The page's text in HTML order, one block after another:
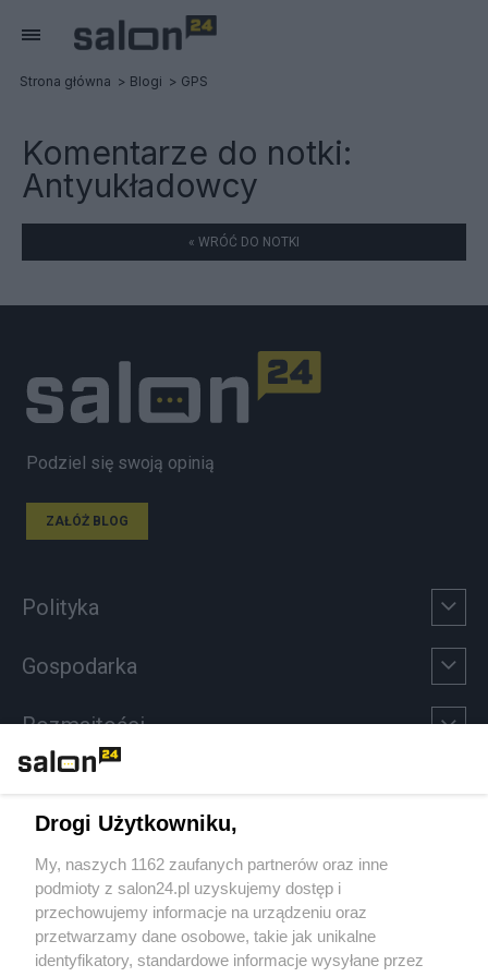
Strona główna Blogi GPS
Komentarze do notki:
Antyukładowcy
« WRÓĆ DO NOTKI
Podziel się swoją opinią
ZAŁÓŻ BLOG
Polityka
Gospodarka
Rozmaitości
Sport
Społeczeństwo
Kultura
Drogi Użytkowniku,
My, naszych 1162 zaufanych partnerów oraz inne
podmioty z salon24.pl uzyskujemy dostęp i
przechowujemy informacje na urządzeniu oraz
przetwarzamy dane osobowe, takie jak unikalne
identyfikatory, standardowe informacje wysyłane przez